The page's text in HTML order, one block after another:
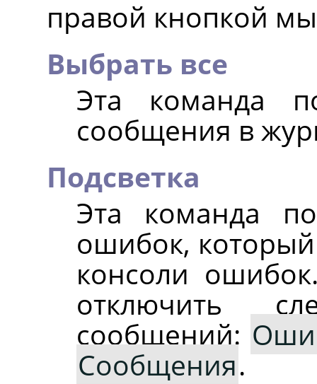
правой кнопкой
Выбрать все
Эта команда
сообщения в
Подсветка
Эта команда
ошибок, который
консоли
отключить
сообщений:
Сообщения.